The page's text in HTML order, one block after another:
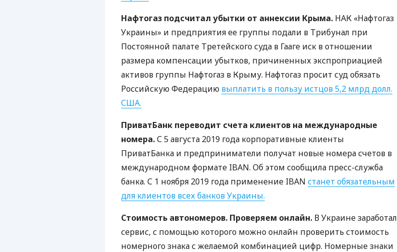
Нафтогаз подсчитал убытки от аннексии Крыма. НАК «Нафтогаз
Украины» и предприятия ее группы подали в Трибунал при
Постоянной палате Третейского суда в Гааге иск в отношении
размера компенсации убытков, причиненных экспроприацией
активов группы Нафтогаз в Крыму. Нафтогаз просит суд обязать
Российскую Федерацию выплатить в пользу истцов 5,2 млрд долл.
США.
ПриватБанк переводит счета клиентов на международные
номера.С 5 августа 2019 года корпоративные клиенты
ПриватБанка и предприниматели получат новые номера счетов в
международном формате IBAN. Об этом сообщила пресс-служба
банка. С 1 ноября 2019 года применение IBAN станет обязательным
для клиентов всех банков Украины.
Стоимость автономеров. Проверяем онлайн. В Украине заработал
сервис, с помощью которого можно онлайн проверить стоимость
номерного знака с желаемой комбинацией цифр. Номерные знаки